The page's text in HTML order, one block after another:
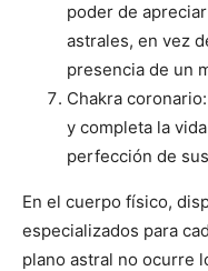
poder de
astrales, en vez
presencia de un
Chakra
y completa la
perfección de
En el cuerpo físico,
especializados para
plano astral no ocurre